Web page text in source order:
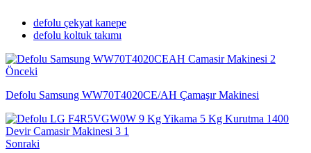
defolu çekyat kanepe
defolu koltuk takımı
Önceki
Defolu Samsung WW70T4020CE/AH Çamaşır Makinesi
Sonraki